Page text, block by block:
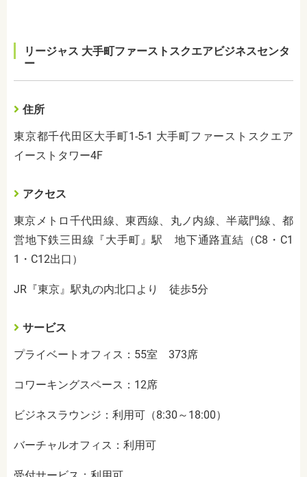
リージャス 大手町ファーストスクエアビジネスセンタ
ー
住所
東京都千代田区大手町1-5-1 大手町ファーストスクエア
イーストタワー4F
アクセス
東京メトロ千代田線、東西線、丸ノ内線、半蔵門線、都
営地下鉄三田線『大手町』駅 地下通路直結（C8・C1
1・C12出口）
JR『東京』駅丸の内北口より 徒歩5分
サービス
プライベートオフィス：55室 373席
コワーキングスペース：12席
ビジネスラウンジ：利用可（8:30～18:00）
バーチャルオフィス：利用可